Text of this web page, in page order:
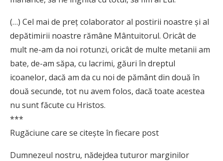
(…) Cel mai de preț colaborator al postirii noastre și al
depătimirii noastre rămâne Mântuitorul. Oricât de
mult ne-am da noi rotunzi, oricât de multe metanii am
bate, de-am săpa, cu lacrimi, găuri în dreptul
icoanelor, dacă am da cu noi de pământ din două în
două secunde, tot nu avem folos, dacă toate acestea
nu sunt făcute cu Hristos.
***
Rugăciune care se citeşte în fiecare post
Dumnezeul nostru, nădejdea tutu­­ror marginilor